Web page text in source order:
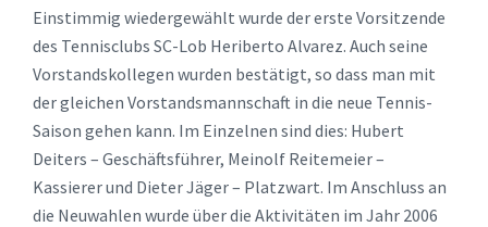
Einstimmig wiedergewählt wurde der erste Vorsitzende
des Tennisclubs SC-Lob Heriberto Alvarez. Auch seine
Vorstandskollegen wurden bestätigt, so dass man mit
der gleichen Vorstandsmannschaft in die neue Tennis-
Saison gehen kann. Im Einzelnen sind dies: Hubert
Deiters – Geschäftsführer, Meinolf Reitemeier –
Kassierer und Dieter Jäger – Platzwart. Im Anschluss an
die Neuwahlen wurde über die Aktivitäten im Jahr 2006